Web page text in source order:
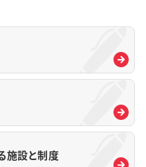
施設と制度